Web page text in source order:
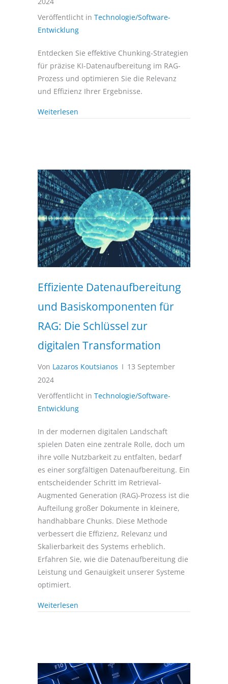
Veröffentlicht in Technologie/Software-
Entwicklung
Entdecken Sie effektive Chunking-Strategien
für präzise KI-Datenaufbereitung im RAG-
Prozess und optimieren Sie die Relevanz
und Effizienz Ihrer Ergebnisse.
Weiterlesen
Effiziente Datenaufbereitung
und Basiskomponenten für
RAG: Die Schlüssel zur
digitalen Transformation
Von Lazaros Koutsianos I 13 September
2024
Veröffentlicht in Technologie/Software-
Entwicklung
In der modernen digitalen Landschaft
spielen Daten eine zentrale Rolle, doch um
ihre volle Nutzbarkeit zu entfalten, bedarf
es einer sorgfältigen Datenaufbereitung. Ein
entscheidender Schritt im Retrieval-
Augmented Generation (RAG)-Prozess ist die
Aufteilung großer Dokumente in kleinere,
handhabbare Chunks. Diese Methode
verbessert die Effizienz, Relevanz und
Skalierbarkeit des Systems erheblich.
Erfahren Sie, wie die Datenaufbereitung die
Leistung und Genauigkeit unserer Systeme
optimiert.
Weiterlesen